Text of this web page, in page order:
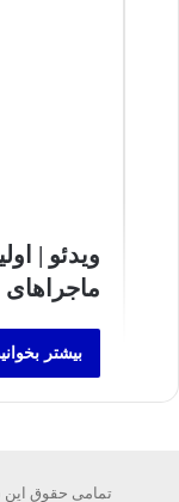
ویدئو |
ماجراهای
بیشتر
تمامی حقوق این